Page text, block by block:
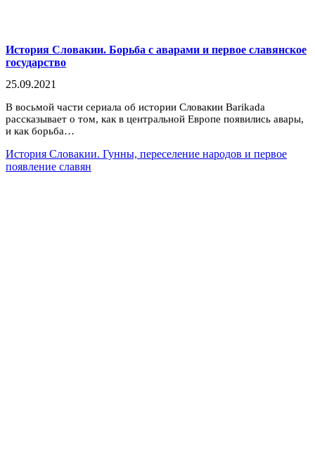
История Словакии. Борьба с аварами и первое славянское
государство
25.09.2021
В восьмой части сериала об истории Словакии Barikada
рассказывает о том, как в центральной Европе появились авары,
и как борьба…
История Словакии. Гунны, переселение народов и первое
появление славян